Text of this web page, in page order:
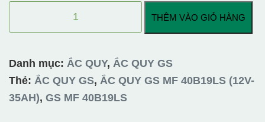
MF
40B19LS
(12V-
THÊM VÀO GIỎ HÀNG
Danh mục: ẮC QUY, ẮC QUY GS
Thẻ: ẮC QUY GS, ẮC QUY GS MF 40B19LS (12V-
35AH), GS MF 40B19LS